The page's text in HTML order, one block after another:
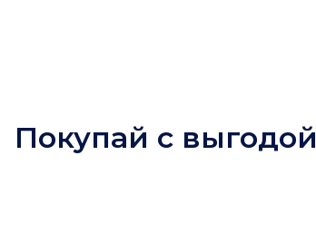
Покупай с выгодой